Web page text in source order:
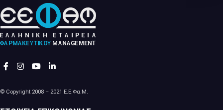
© Copyright 2008 – 2021 Ε.Ε.Φα.Μ.